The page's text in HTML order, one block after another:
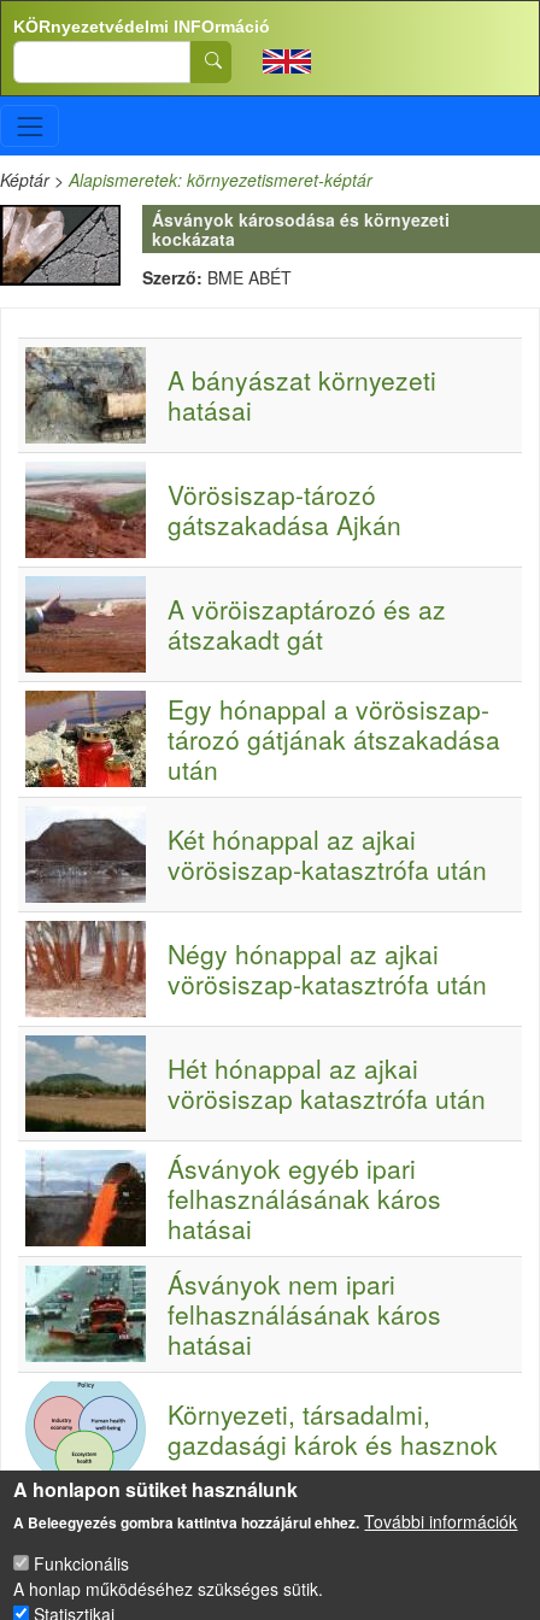
Ugrás a tartalomra
KÖRnyezetvédelmi INFOrmáció
Search
Képtár>Alapismeretek: környezetismeret-képtár
Ásványok károsodása és környezeti
kockázata
Szerző: BME ABÉT
A bányászat környezeti
hatásai
Vörösiszap-tározó
gátszakadása Ajkán
A vöröiszaptározó és az
átszakadt gát
Egy hónappal a vörösiszap-
tározó gátjának átszakadása
után
Két hónappal az ajkai
vörösiszap-katasztrófa után
Négy hónappal az ajkai
vörösiszap-katasztrófa után
Hét hónappal az ajkai
vörösiszap katasztrófa után
Ásványok egyéb ipari
felhasználásának káros
hatásai
Ásványok nem ipari
felhasználásának káros
hatásai
Környezeti, társadalmi,
gazdasági károk és hasznok
A honlapon sütiket használunk
A Beleegyezés gombra kattintva hozzájárul ehhez. További információk
Funkcionális
A honlap működéséhez szükséges sütik.
Statisztikai